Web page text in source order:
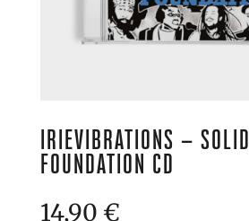
IRIEVIBRATIONS – SOLID
FOUNDATION CD
14,90 €